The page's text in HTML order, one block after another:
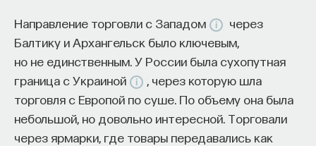
Направление торговли с Западом
через
Балтику и Архангельск было ключевым,
но не единственным. У России была сухопутная
граница с Украиной
, через которую шла
торговля с Европой по суше. По объему она была
небольшой, но довольно интересной. Торговали
через ярмарки, где товары передавались как